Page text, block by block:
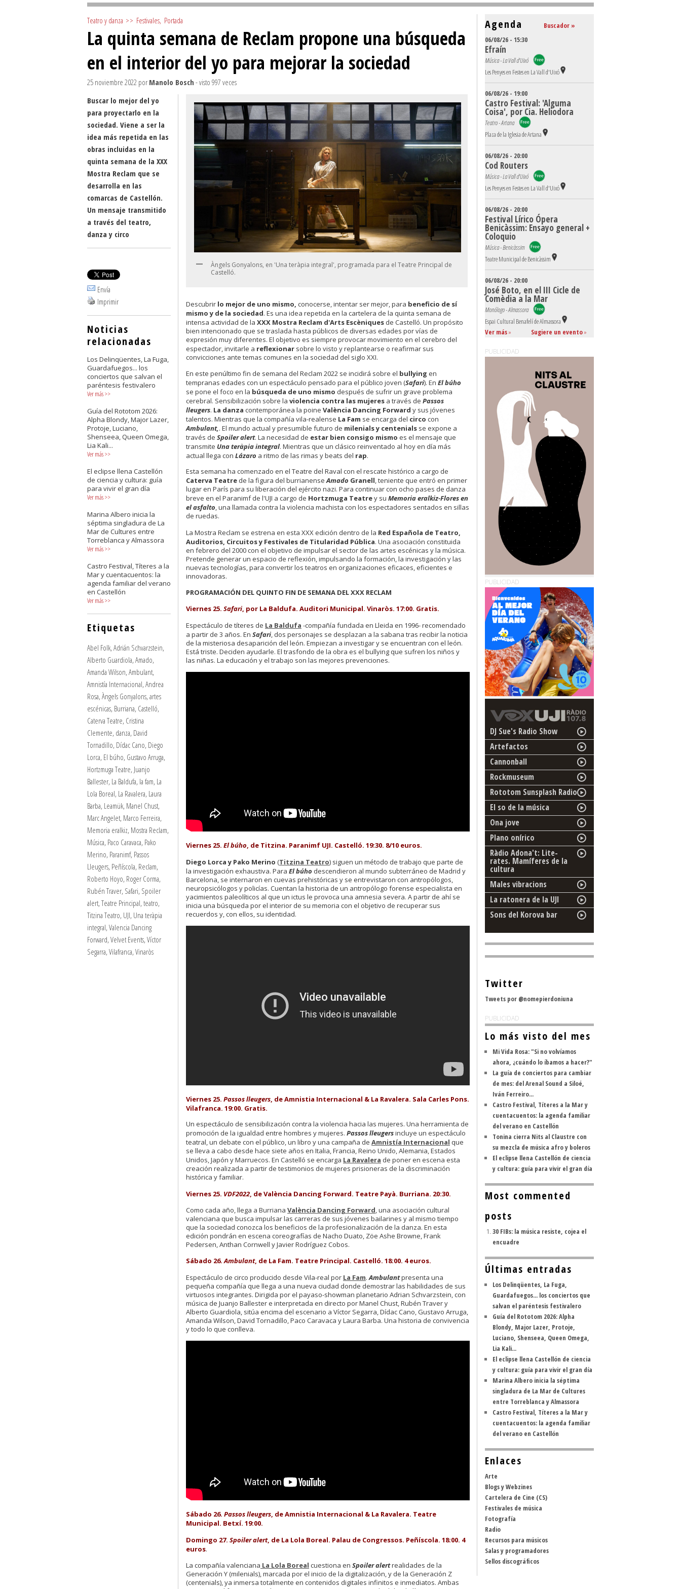
Sivan...
Teatro y danza >> Festivales, Portada
La quinta semana de Reclam propone una búsqueda
en el interior del yo para mejorar la sociedad
25 noviembre 2022 por Manolo Bosch - visto 997 veces
Buscar lo mejor del yo
para proyectarlo en la
sociedad. Viene a ser la
idea más repetida en las
obras incluidas en la
quinta semana de la XXX
Mostra Reclam que se
desarrolla en las
comarcas de Castellón.
Un mensaje transmitido
a través del teatro,
danza y circo
Envía
Imprimir
Noticias
relacionadas
Los Delinqüentes, La Fuga,
Guardafuegos... los
conciertos que salvan el
paréntesis festivalero
Ver más>>
Guía del Rototom 2026:
Alpha Blondy, Major Lazer,
Protoje, Luciano,
Shenseea, Queen Omega,
Lia Kali...
Ver más>>
El eclipse llena Castellón
de ciencia y cultura: guía
para vivir el gran día
Ver más>>
Marina Albero inicia la
séptima singladura de La
Mar de Cultures entre
Torreblanca y Almassora
Ver más>>
Castro Festival, Títeres a la
Mar y cuentacuentos: la
agenda familiar del verano
en Castellón
Ver más>>
Etiquetas
Abel Folk, Adrián Schvarzstein,
Alberto Guardiola, Amado,
Amanda Wilson, Ambulant,
Amnistía Internacional, Andrea
Rosa, Àngels Gonyalons, artes
escénicas, Burriana, Castelló,
Caterva Teatre, Cristina
Clemente, danza, David
Tornadillo, Dídac Cano, Diego
Lorca, El búho, Gustavo Arruga,
Hortzmuga Teatre, Juanjo
Ballester, La Baldufa, la fam, La
Lola Boreal, La Ravalera, Laura
Barba, Leamük, Manel Chust,
Marc Angelet, Marco Ferreira,
Memoria eralkiz, Mostra Reclam,
Música, Paco Caravaca, Pako
Merino, Paranimf, Passos
Lleugers, Peñíscola, Reclam,
Roberto Hoyo, Roger Corma,
Rubén Traver, Safari, Spoiler
alert, Teatre Principal, teatro,
Titzina Teatro, UJI, Una teràpia
integral, Valencia Dancing
Forward, Velvet Events, Víctor
Segarra, Vilafranca, Vinaròs
Àngels Gonyalons, en 'Una teràpia integral', programada para el Teatre Principal de
Castelló.
Descubrir lo mejor de uno mismo, conocerse, intentar ser mejor, para beneficio de sí
mismo y de la sociedad. Es una idea repetida en la cartelera de la quinta semana de
intensa actividad de la XXX Mostra Reclam d'Arts Escèniques de Castelló. Un propósito
bien intencionado que se traslada hasta públicos de diversas edades por vías de
expresión muy diferentes. El objetivo es siempre provocar movimiento en el cerebro del
espectador, invitarle a reflexionar sobre lo visto y replantearse o reafirmar sus
convicciones ante temas comunes en la sociedad del siglo XXI.
En este penúltimo fin de semana del Reclam 2022 se incidirá sobre el bullying en
tempranas edades con un espectáculo pensado para el público joven (Safari). En El búho
se pone el foco en la búsqueda de uno mismo después de sufrir un grave problema
cerebral. Sensibilización sobre la violencia contra las mujeres a través de Passos
lleugers. La danza contemporánea la poine València Dancing Forward y sus jóvenes
talentos. Mientras que la compañía vila-realense La Fam se encarga del circo con
Ambulant,. El mundo actual y presumible futuro de milenials y centenials se expone a
través de Spoiler alert. La necesidad de estar bien consigo mismo es el mensaje que
transmite Una teràpia integral. Mientras que un clásico reinventado al hoy en día más
actual llega con Lázaro a ritmo de las rimas y beats del rap.
Esta semana ha comenzado en el Teatre del Raval con el rescate histórico a cargo de
Caterva Teatre de la figura del burrianenseAmado Granell, teniente que entró en primer
lugar en París para su liberación del ejército nazi. Para continuar con ocho pases de danza
breve en el Paranimf de l'UJI a cargo de Hortzmuga Teatrey su Memoria eralkiz-Flores en
el asfalto, una llamada contra la violencia machista con los espectadores sentados en sillas
de ruedas.
La Mostra Reclam se estrena en esta XXX edición dentro de la Red Española de Teatro,
Auditorios, Circuitos y Festivales de Titularidad Pública. Una asociación constituida
en febrero del 2000 con el objetivo de impulsar el sector de las artes escénicas y la música.
Pretende generar un espacio de reflexión, impulsando la formación, la investigación y las
nuevas tecnologías, para convertir los teatros en organizaciones eficaces, eficientes e
innovadoras.
PROGRAMACIÓN DEL QUINTO FIN DE SEMANA DEL XXX RECLAM
Viernes 25. Safari, por La Baldufa. Auditori Municipal. Vinaròs. 17:00. Gratis.
Espectáculo de títeres de La Baldufa -compañía fundada en Lleida en 1996- recomendado
a partir de 3 años. En Safari, dos personajes se desplazan a la sabana tras recibir la noticia
de la misteriosa desaparición del león. Empiezan a investigar y se encuentran con el león.
Está triste. Deciden ayudarle. El trasfondo de la obra es el bullying que sufren los niños y
las niñas. La educación y el trabajo son las mejores prevenciones.
Viernes 25. El búho, de Titzina. Paranimf UJI. Castelló. 19:30. 8/10 euros.
Diego Lorca y Pako Merino (Titzina Teatro) siguen un método de trabajo que parte de
la investigación exhaustiva. Para El búho descendieron al mundo subterráneo de Madrid y
Barcelona, se internaron en cuevas prehistóricas y se entrevistaron con antropólogos,
neuropsicólogos y policías. Cuentan la historia de un antropólogo forense especialista en
yacimientos paleolíticos al que un ictus le provoca una amnesia severa. A partir de ahí se
inicia una búsqueda por el interior de su memoria con el objetivo de recuperar sus
recuerdos y, con ellos, su identidad.
Viernes 25. Passos lleugers, de Amnistia Internacional & La Ravalera. Sala Carles Pons.
Vilafranca. 19:00. Gratis.
Un espectáculo de sensibilización contra la violencia hacia las mujeres. Una herramienta de
promoción de la igualdad entre hombres y mujeres. Passos lleugersincluye un espectáculo
teatral, un debate con el público, un libro y una campaña de Amnistía Internacional que
se lleva a cabo desde hace siete años en Italia, Francia, Reino Unido, Alemania, Estados
Unidos, Japón y Marruecos. En Castelló se encarga La Ravalera de poner en escena esta
creación realizada a partir de testimonios de mujeres prisioneras de la discriminación
histórica y familiar.
Viernes 25. VDF2022, de València Dancing Forward. Teatre Payà. Burriana. 20:30.
Como cada año, llega a Burriana València Dancing Forward, una asociación cultural
valenciana que busca impulsar las carreras de sus jóvenes bailarines y al mismo tiempo
que la sociedad conozca los beneficios de la profesionalización de la danza. En esta
edición pondrán en escena coreografías de Nacho Duato, Zöe Ashe Browne, Frank
Pedersen, Anthan Cornwell y Javier Rodríguez Cobos.
Sábado 26.Ambulant, de La Fam. Teatre Principal. Castelló. 18:00. 4 euros.
Espectáculo de circo producido desde Vila-real por La Fam.Ambulantpresenta una
pequeña compañía que llega a una nueva ciudad donde demostrar las habilidades de sus
virtuosos integrantes. Dirigida por el payaso-showman planetario Adrian Schvarzstein, con
música de Juanjo Ballester e interpretada en directo por Manel Chust, Rubén Traver y
Alberto Guardiola, sitúa encima del escenario a Víctor Segarra, Dídac Cano, Gustavo Arruga,
Amanda Wilson, David Tornadillo, Paco Caravaca y Laura Barba. Una historia de convivencia
y todo lo que conlleva.
Sábado 26. Passos lleugers, de Amnistia Internacional & La Ravalera. Teatre
Municipal. Betxí. 19:00.
Domingo 27. Spoiler alert, de La Lola Boreal. Palau de Congressos. Peñíscola. 18:00. 4
euros.
La compañía valenciana La Lola Boreal cuestiona en Spoiler alertrealidades de la
Generación Y (milenials), marcada por el inicio de la digitalización, y de la Generación Z
(centenials), ya inmersa totalmente en contenidos digitales infinitos e inmediatos. Ambas
Agenda
Buscador »
06/08/26 - 15:30
Efraín
Música - La Vall d'Uixó
Les Penyes en Festes en La Vall d'Uixó
06/08/26 - 19:00
Castro Festival: 'Alguma
Coisa', por Cia. Heliodora
Teatro - Artana
Plaza de la Iglesia de Artana
06/08/26 - 20:00
Cod Routers
Música - La Vall d'Uixó
Les Penyes en Festes en La Vall d'Uixó
06/08/26 - 20:00
Festival Lírico Ópera
Benicàssim: Ensayo general +
Coloquio
Música - Benicàssim
Teatre Municipal de Benicàssim
06/08/26 - 20:00
José Boto, en el III Cicle de
Comèdia a la Mar
Monólogo - Almassora
Espai Cultural Benafelí de Almassora
Ver más» Sugiere un evento»
PUBLICIDAD
PUBLICIDAD
DJ Sue's Radio Show
Artefactos
Cannonball
Rockmuseum
Rototom Sunsplash Radio
El so de la música
Ona jove
Plano onírico
Ràdio Adona't: Lite-
rates. Mamíferes de la
cultura
Males vibracions
La ratonera de la UJI
Sons del Korova bar
Twitter
Tweets por @nomepierdoniuna
PUBLICIDAD
Lo más visto del mes
Mi Vida Rosa: "Si no volvíamos
ahora, ¿cuándo lo íbamos a hacer?"
La guía de conciertos para cambiar
de mes: del Arenal Sound a Siloé,
Iván Ferreiro...
Castro Festival, Títeres a la Mar y
cuentacuentos: la agenda familiar
del verano en Castellón
Tonina cierra Nits al Claustre con
su mezcla de música afro y boleros
El eclipse llena Castellón de ciencia
y cultura: guía para vivir el gran día
Most commented
posts
30 FIBs: la música resiste, cojea el
encuadre
Últimas entradas
Los Delinqüentes, La Fuga,
Guardafuegos... los conciertos que
salvan el paréntesis festivalero
Guía del Rototom 2026: Alpha
Blondy, Major Lazer, Protoje,
Luciano, Shenseea, Queen Omega,
Lia Kali...
El eclipse llena Castellón de ciencia
y cultura: guía para vivir el gran día
Marina Albero inicia la séptima
singladura de La Mar de Cultures
entre Torreblanca y Almassora
Castro Festival, Títeres a la Mar y
cuentacuentos: la agenda familiar
del verano en Castellón
Enlaces
Arte
Blogs y Webzines
Cartelera de Cine (CS)
Festivales de música
Fotografía
Radio
Recursos para músicos
Salas y programadores
Sellos discográficos